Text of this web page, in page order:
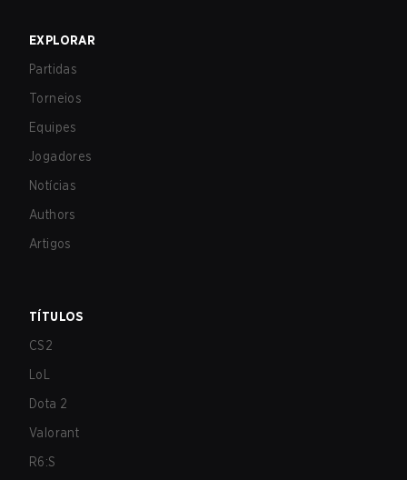
EXPLORAR
Partidas
Torneios
Equipes
Jogadores
Notícias
Authors
Artigos
TÍTULOS
CS2
LoL
Dota 2
Valorant
R6:S